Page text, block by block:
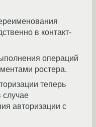
в контакт-
операций
ростера.
теперь
случае
авторизации с